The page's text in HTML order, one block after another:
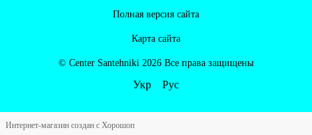
Полная версия сайта
Карта сайта
© Centеr Santehniki 2026 Все права защищены
Укр Рус
Интернет-магазин создан с Хорошоп